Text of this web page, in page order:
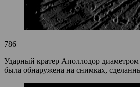
786
Ударный кратер Аполлодор
была обнаружена на снимках,